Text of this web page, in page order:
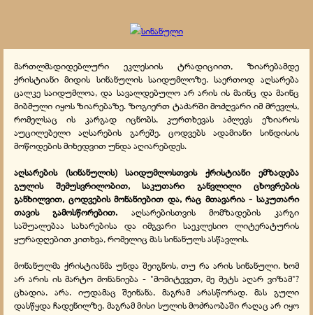
მართლმადიდებლური ეკლესიის ტრადიციით, ზიარებამდე
ქრისტიანი მიდის სინანულის საიდუმლოზე. საერთოდ აღსარება
ცალკე საიდუმლოა, და სავალდებულო არ არის ის მაინც და მაინც
მიბმული იყოს ზიარებაზე. ზოგიერთ ტაძარში მოძღვარი იმ მრევლს,
რომელსაც ის კარგად იცნობს, კურთხევას აძლევს ეზიაროს
აუცილებელი აღსარების გარეშე. ცოდვებს ადამიანი სინდისის
მოწოდების მიხედვით უნდა აღიარებდეს.
აღსარების (სინანულის) საიდუმლოსთვის ქრისტიანი ემზადება
გულის შემუსვრილობით, საკუთარი განვლილი ცხოვრების
განხილვით, ცოდვების მონანიებით და, რაც მთავარია - საკუთარი
თავის გამოსწორებით. აღსარებისთვის მომზადების კარგი
საშუალებაა სახარებისა და იმგვარი საეკლესიო ლიტერატურის
ყურადღებით კითხვა, რომელიც მას სინანულს ასწავლის.
მონანულმა ქრისტიანმა უნდა შეიგნოს, თუ რა არის სინანული. ხომ
არ არის ის მარტო მონანიება - "მომიტევეთ, მე მეტს აღარ ვიზამ"?
ცხადია, არა. იუდამაც შეინანა, მაგრამ არასწორად. მას გული
დასწყდა ჩადენილზე, მაგრამ მისი სულის მოძრაობაში რაღაც არ იყო